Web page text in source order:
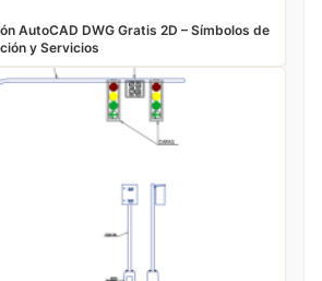
AutoCAD DWG Gratis 2D – Símbolos de
y Servicios